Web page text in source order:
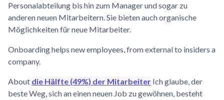
Personalabteilung bis hin zum Manager und sogar zu
anderen neuen Mitarbeitern. Sie bieten auch organische
Möglichkeiten für neue Mitarbeiter.
Onboarding helps new employees, from external to insiders a
company.
About die Hälfte (49%) der Mitarbeiter Ich glaube, der
beste Weg, sich an einen neuen Job zu gewöhnen, besteht